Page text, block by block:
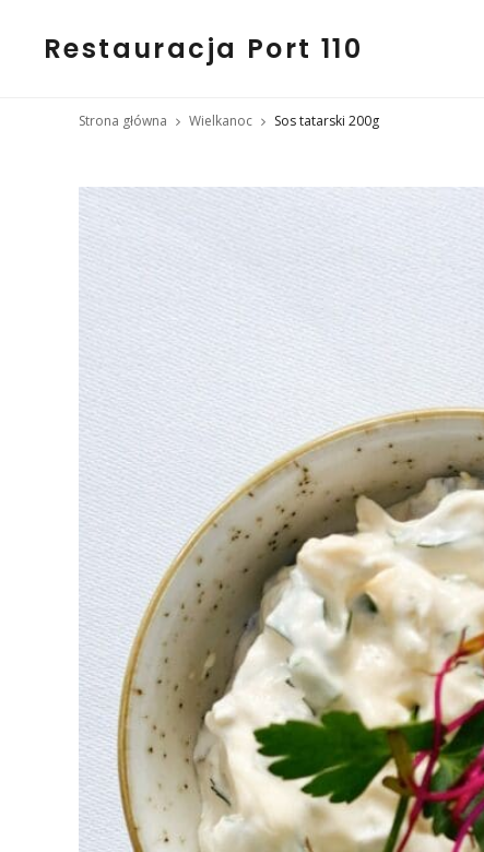
Restauracja Port 110
Strona główna Wielkanoc Sos tatarski 200g